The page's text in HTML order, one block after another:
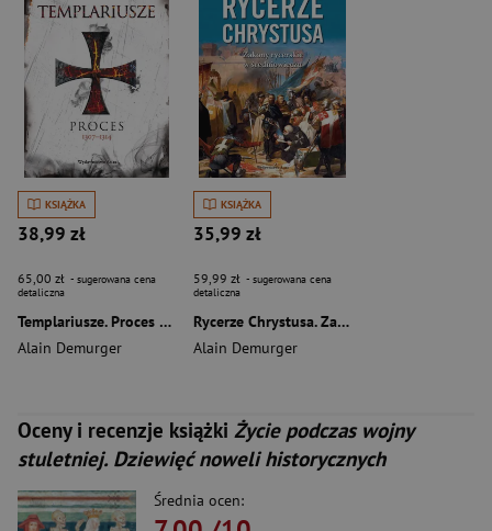
KSIĄŻKA
38,99 zł
65,00 zł - sugerowana cena
detaliczna
Templariusze. Proces 1307-1314
Alain Demurger
KSIĄŻKA
35,99 zł
59,99 zł - sugerowana cena
detaliczna
Rycerze Chrystusa. Zakony rycerskie w średniowieczu
Alain Demurger
Oceny i recenzje książki Życie podczas wojny
stuletniej. Dziewięć noweli historycznych
Średnia ocen: